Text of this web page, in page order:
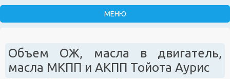
Объем ОЖ, масла в двигатель,
масла МКПП и АКПП Тойота Аурис